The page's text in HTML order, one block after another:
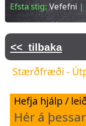
Efsta stig:Vefefni |
<< tilbaka
Stærðfræði -
Hefja hjálp /
Hér á